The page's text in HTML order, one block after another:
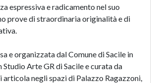
espressiva e radicamento nel suo
prove di straordinaria originalità e di
e organizzata dal Comune di Sacile in
Arte GR di Sacile e curata da
articola negli spazi di Palazzo Ragazzoni,